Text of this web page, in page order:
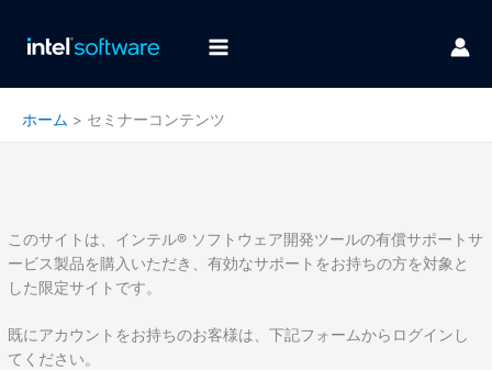
ホーム セミナーコンテンツ
このサイトは、インテル® ソフトウェア開発ツールの有償サポートサ
ービス製品を購入いただき、有効なサポートをお持ちの方を対象と
した限定サイトです。
既にアカウントをお持ちのお客様は、下記フォームからログインし
てください。